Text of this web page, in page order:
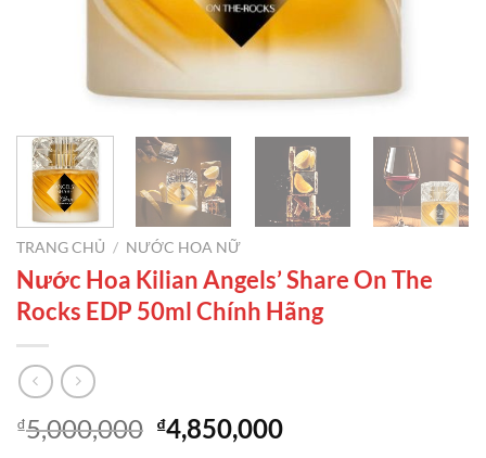
TRANG CHỦ / NƯỚC HOA NỮ
Nước Hoa Kilian Angels’ Share On The
Rocks EDP 50ml Chính Hãng
₫5,000,000 Giá
₫4,850,000Giá